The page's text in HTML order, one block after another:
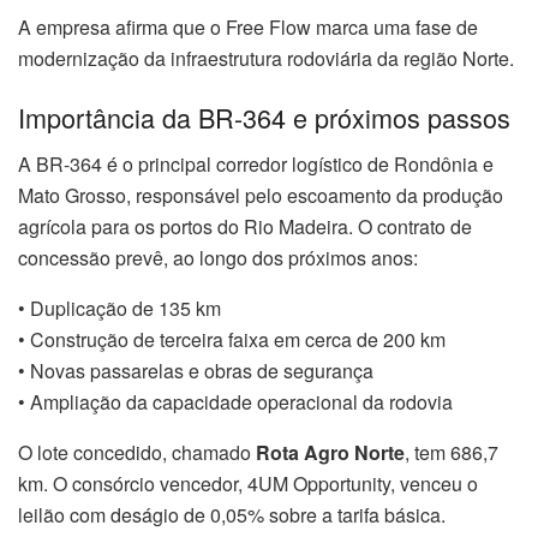
A empresa afirma que o Free Flow marca uma fase de
modernização da infraestrutura rodoviária da região Norte.
Importância da BR-364 e próximos passos
A BR-364 é o principal corredor logístico de Rondônia e
Mato Grosso, responsável pelo escoamento da produção
agrícola para os portos do Rio Madeira. O contrato de
concessão prevê, ao longo dos próximos anos:
• Duplicação de 135 km
• Construção de terceira faixa em cerca de 200 km
• Novas passarelas e obras de segurança
• Ampliação da capacidade operacional da rodovia
O lote concedido, chamado Rota Agro Norte, tem 686,7
km. O consórcio vencedor, 4UM Opportunity, venceu o
leilão com deságio de 0,05% sobre a tarifa básica.